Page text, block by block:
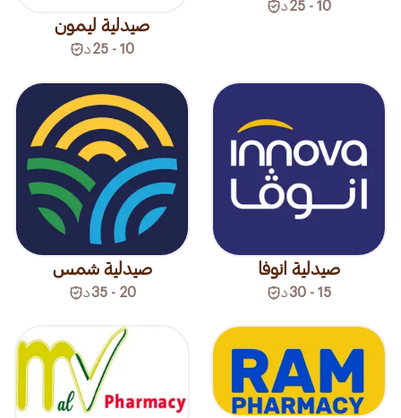
10 - 25 د
صيدلية ليمون
10 - 25 د
صيدلية انوفا
15 - 30 د
صيدلية شمس
20 - 35 د